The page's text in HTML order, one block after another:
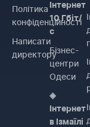
Політика
конфіденційності
Написати
директору
Інтернет
10 Гбіт/
с
Бізнес-
центри
Одеси
◈
Інтернет
в Ізмаїлі